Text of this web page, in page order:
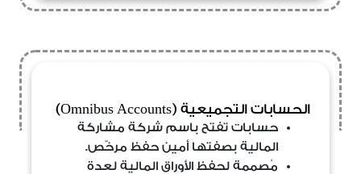
الحسابات التجميعية (Omnibus Accounts)
حسابات تفتح باسم شركة مشاركة
المالية بصفتها أمين حفظ مرخّص.
مُصممة لحفظ الأوراق المالية لعدة